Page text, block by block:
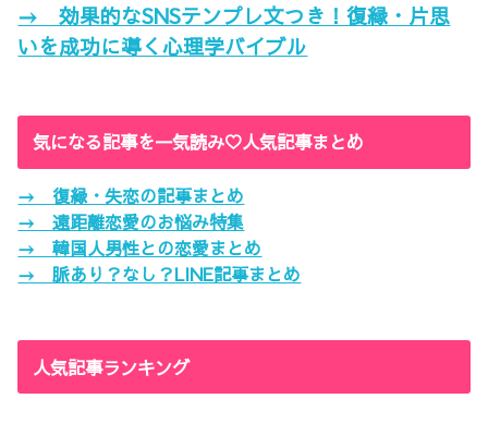
→ 効果的なSNSテンプレ文つき！復縁・片思
いを成功に導く心理学バイブル
気になる記事を一気読み♡人気記事まとめ
→ 復縁・失恋の記事まとめ
→ 遠距離恋愛のお悩み特集
→ 韓国人男性との恋愛まとめ
→ 脈あり？なし？LINE記事まとめ
人気記事ランキング